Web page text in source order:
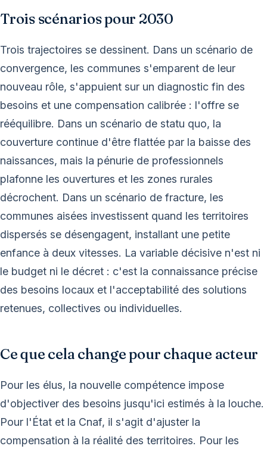
Trois scénarios pour 2030
Trois trajectoires se dessinent. Dans un scénario de
convergence, les communes s'emparent de leur
nouveau rôle, s'appuient sur un diagnostic fin des
besoins et une compensation calibrée : l'offre se
rééquilibre. Dans un scénario de statu quo, la
couverture continue d'être flattée par la baisse des
naissances, mais la pénurie de professionnels
plafonne les ouvertures et les zones rurales
décrochent. Dans un scénario de fracture, les
communes aisées investissent quand les territoires
dispersés se désengagent, installant une petite
enfance à deux vitesses. La variable décisive n'est ni
le budget ni le décret : c'est la connaissance précise
des besoins locaux et l'acceptabilité des solutions
retenues, collectives ou individuelles.
Ce que cela change pour chaque acteur
Pour les élus, la nouvelle compétence impose
d'objectiver des besoins jusqu'ici estimés à la louche.
Pour l'État et la Cnaf, il s'agit d'ajuster la
compensation à la réalité des territoires. Pour les